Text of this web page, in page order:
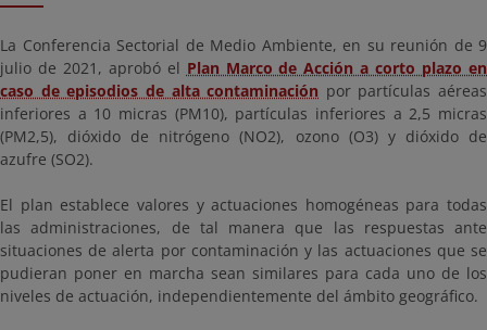
La Conferencia Sectorial de Medio Ambiente, en su reunión de 9
julio de 2021, aprobó el Plan Marco de Acción a corto plazo en
caso de episodios de alta contaminación por partículas aéreas
inferiores a 10 micras (PM10), partículas inferiores a 2,5 micras
(PM2,5), dióxido de nitrógeno (NO2), ozono (O3) y dióxido de
azufre (SO2).
El plan establece valores y actuaciones homogéneas para todas
las administraciones, de tal manera que las respuestas ante
situaciones de alerta por contaminación y las actuaciones que se
pudieran poner en marcha sean similares para cada uno de los
niveles de actuación, independientemente del ámbito geográfico.